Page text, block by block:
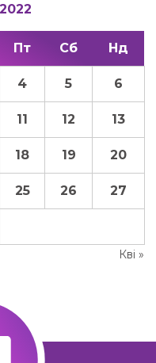
Пт Сб Нд
Кві »
4 5 6
11 12 13
18 19 20
25 26 27